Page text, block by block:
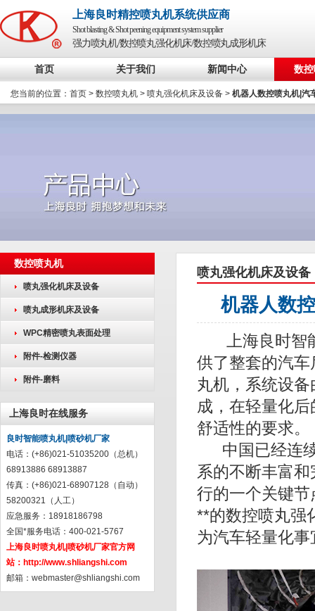
上海良时精控喷丸机系统供应商
Shot blasting & Shot peening equipment system supplier
强力喷丸机/数控喷丸强化机床/数控喷丸成形机床
首页 关于我们 新闻中心 数
您当前的位置： 首页 > 数控喷丸机 > 喷丸强化机床及设备 > 机器人数控喷丸机|汽
数控喷丸机
喷丸强化机床及设备
喷丸成形机床及设备
WPC精密喷丸表面处理
附件-检测仪器
附件-磨料
上海良时在线服务
良时智能喷丸机|喷砂机厂家
电话：(+86)021-51035200（总机）
68913886 68913887
传真：(+86)021-68907128（自动）
58200321（人工）
应急服务：18918186798
全国*服务电话：400-021-5767
上海良时喷丸机|喷砂机厂家官方网
站： http://www.shliangshi.com
邮箱： webmaster@shliangshi.com
喷丸强化机床及设备
机器人数
上海良时智能
供了整套的汽
丸机 ，系统设
成，在轻量化
舒适性的要求。
中国已经连续
系的不断丰富
行的一个关键
**的数控喷丸强
为汽车轻量化